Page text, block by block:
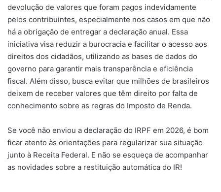
devolução de valores que foram pagos indevidamente
pelos contribuintes, especialmente nos casos em que não
há a obrigação de entregar a declaração anual. Essa
iniciativa visa reduzir a burocracia e facilitar o acesso aos
direitos dos cidadãos, utilizando as bases de dados do
governo para garantir mais transparência e eficiência
fiscal. Além disso, busca evitar que milhões de brasileiros
deixem de receber valores que têm direito por falta de
conhecimento sobre as regras do Imposto de Renda.
Se você não enviou a declaração do IRPF em 2026, é bom
ficar atento às orientações para regularizar sua situação
junto à Receita Federal. E não se esqueça de acompanhar
as novidades sobre a restituição automática do IR!